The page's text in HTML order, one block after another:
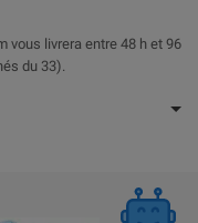
vous livrera entre 48 h et 96
du 33).